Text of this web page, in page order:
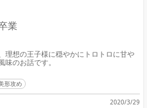
業
理想の王子様に穏やかにトロトロに甘や
味のお話です。
形攻め
2020/3/29